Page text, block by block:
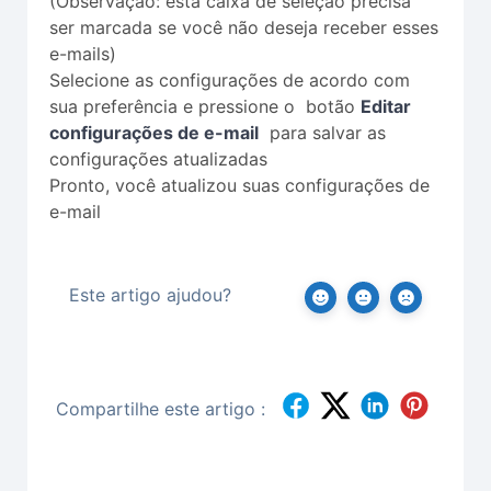
ser marcada se você não deseja receber esses
e-mails)
Selecione as configurações de acordo com
sua preferência e pressione o botão Editar
configurações de e-mail para salvar as
configurações atualizadas
Pronto, você atualizou suas configurações de
e-mail
Este artigo ajudou?
Compartilhe este artigo :